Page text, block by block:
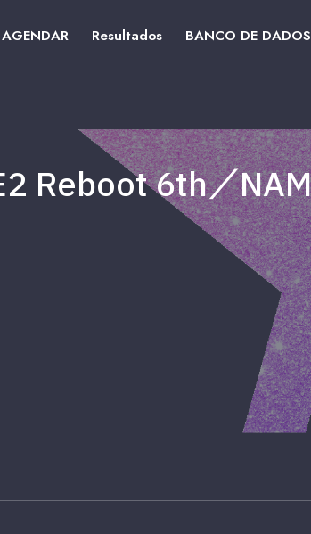
AGENDAR Resultados BANCO DE DADOS
Reboot 6th／